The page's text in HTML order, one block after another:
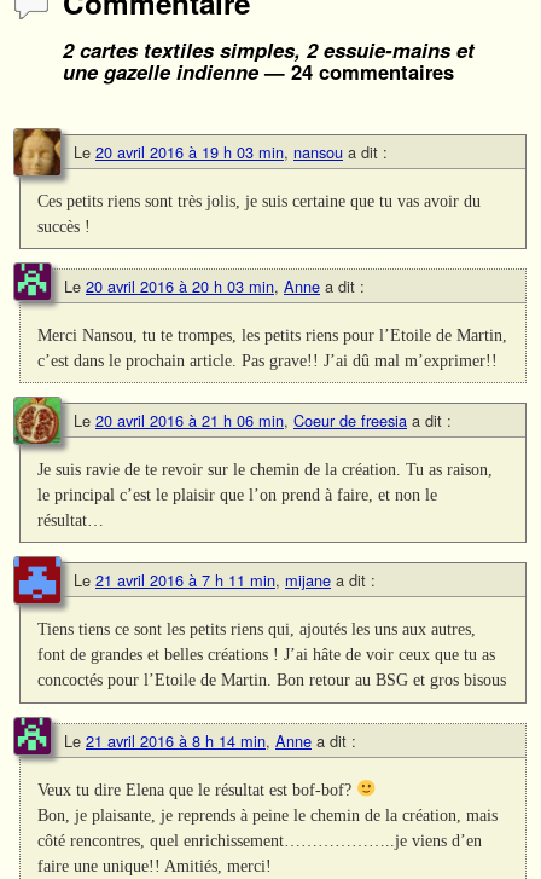
2 cartes textiles simples, 2 essuie-mains et
une gazelle indienne— 24 commentaires
Le 20 avril 2016 à 19 h 03 min, nansou a dit :
Ces petits riens sont très jolis, je suis certaine que tu vas avoir du
succès !
Le 20 avril 2016 à 20 h 03 min, Anne a dit :
Merci Nansou, tu te trompes, les petits riens pour l’Etoile de Martin,
c’est dans le prochain article. Pas grave!! J’ai dû mal m’exprimer!!
Le 20 avril 2016 à 21 h 06 min, Coeur de freesia a dit :
Je suis ravie de te revoir sur le chemin de la création. Tu as raison,
le principal c’est le plaisir que l’on prend à faire, et non le
résultat…
Le 21 avril 2016 à 7 h 11 min, mijane a dit :
Tiens tiens ce sont les petits riens qui, ajoutés les uns aux autres,
font de grandes et belles créations ! J’ai hâte de voir ceux que tu as
concoctés pour l’Etoile de Martin. Bon retour au BSG et gros bisous
Le 21 avril 2016 à 8 h 14 min, Anne a dit :
Veux tu dire Elena que le résultat est bof-bof?
Bon, je plaisante, je reprends à peine le chemin de la création, mais
côté rencontres, quel enrichissement………………..je viens d’en
faire une unique!! Amitiés, merci!